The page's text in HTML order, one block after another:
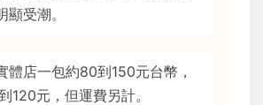
受潮。
體店一包約80到150元台幣，
120元，但運費另計。